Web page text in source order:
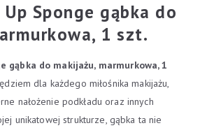
Sponge gąbka do
1 szt.
gąbka do makijażu, marmurkowa, 1
dla każdego miłośnika makijażu,
nałożenie podkładu oraz innych
unikatowej strukturze, gąbka ta nie